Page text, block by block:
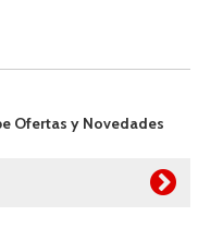
Ofertas y Novedades